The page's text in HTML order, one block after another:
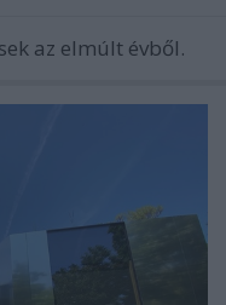
az elmúlt évből.